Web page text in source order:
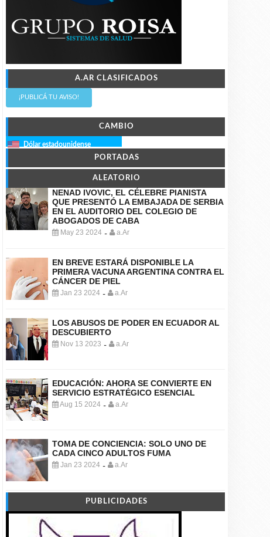
A.AR CLASIFICADOS
¡PUBLICÁ TU AVISO!
CAMBIO
Dólar estadounidense
PORTADAS
ALEATORIO
NENAD IVOVIC, EL CÉLEBRE PIANISTA
QUE PRESENTÓ LA EMBAJADA DE SERBIA
EN EL AUDITORIO DEL COLEGIO DE
ABOGADOS DE CABA
May 23 2024 - a.Ar
EN BREVE ESTARÁ DISPONIBLE LA
PRIMERA VACUNA ARGENTINA CONTRA EL
CÁNCER DE PIEL
Jan 23 2024 - a.Ar
LOS ABUSOS DE PODER EN ECUADOR AL
DESCUBIERTO
Nov 13 2023 - a.Ar
EDUCACIÓN: AHORA SE CONVIERTE EN
SERVICIO ESTRATÉGICO ESENCIAL
Aug 15 2024 - a.Ar
TOMA DE CONCIENCIA: SOLO UNO DE
CADA CINCO ADULTOS FUMA
Jan 23 2024 - a.Ar
PUBLICIDADES